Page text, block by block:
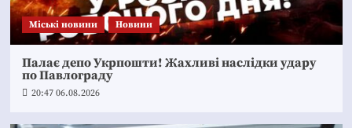
Mіські новини Новини
Палає депо Укрпошти! Жахливі наслідки удару
по Павлограду
20:47 06.08.2026